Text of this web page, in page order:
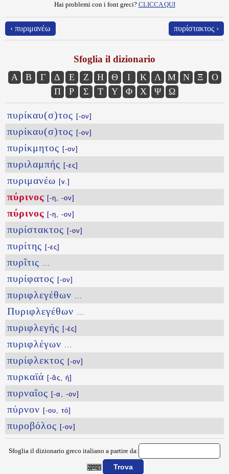
Hai problemi con i font greci? CLICCA QUI
‹ πυριμανέω πυρίστακτος ›
Sfoglia il dizionario
Α Β Γ Δ Ε Ζ Η Θ Ι Κ Λ Μ Ν Ξ
Ο
Π
Ρ Σ Τ Υ Φ Χ Ψ Ω
πυρίκαυ(σ)τος [-ον]
πυρίκαυ(σ)τος [-ον]
πυρίκμητος [-ον]
πυριλαμπής [-ες]
πυριμανέω [v.]
πύρινος [-η, -ον]
πύρινος [-η, -ον]
πυρίστακτος [-ον]
πυρίτης [-ες]
πυρῖτις ...
πυρίφατος [-ον]
πυριφλεγέθων ...
Πυριφλεγέθων ...
πυριφλεγής [-ές]
πυριφλέγων ...
πυρίφλεκτος [-ον]
πυρκαϊά [-ᾶς, ἡ]
πυρναῖος [-α, -ον]
πύρνον [-ου, τό]
πυροβόλος [-ον]
Sfoglia il dizionario greco italiano a partire da: